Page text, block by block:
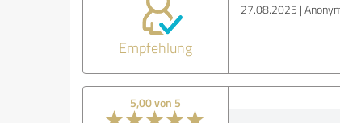
Empfehlung
27.08.2025
5,00 von 5